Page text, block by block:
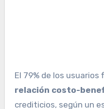
El 79% de los
relación costo-
crediticios, según un